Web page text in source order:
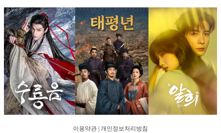
이용약관 개인정보처리방침